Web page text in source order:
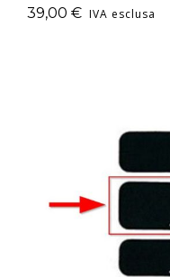
39,00 € IVA esclusa